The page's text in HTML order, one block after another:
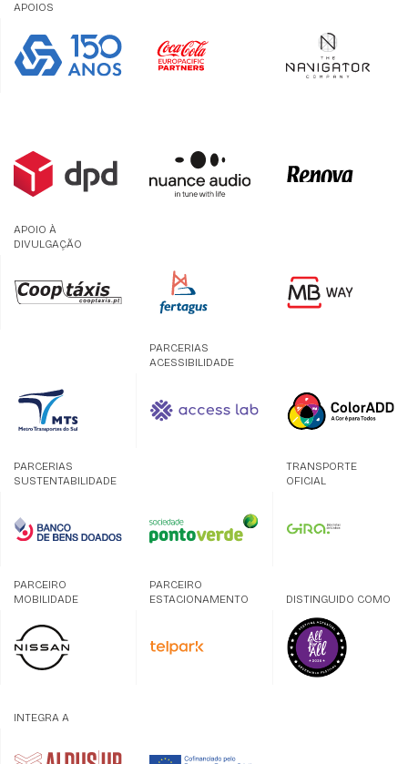
APOIOS
APOIO À
DIVULGAÇÃO
PARCERIAS
ACESSIBILIDADE
PARCERIAS
SUSTENTABILIDADE
TRANSPORTE
OFICIAL
PARCEIRO
MOBILIDADE
PARCEIRO
ESTACIONAMENTO
DISTINGUIDO COMO
INTEGRA A